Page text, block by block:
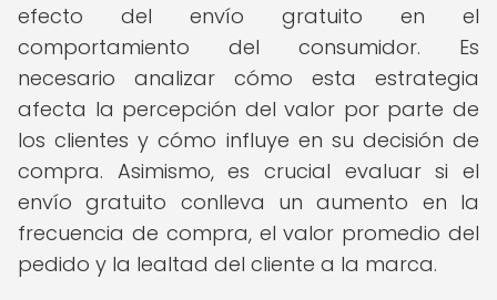
efecto del envío gratuito en el
comportamiento del consumidor. Es
necesario analizar cómo esta estrategia
afecta la percepción del valor por parte de
los clientes y cómo influye en su decisión de
compra. Asimismo, es crucial evaluar si el
envío gratuito conlleva un aumento en la
frecuencia de compra, el valor promedio del
pedido y la lealtad del cliente a la marca.